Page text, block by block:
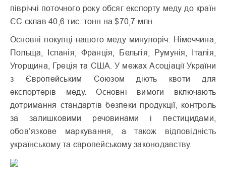
півріччі поточного року обсяг експорту меду до країн
ЄС склав 40,6 тис. тонн на $70,7 млн.
Основні покупці нашого меду минулоріч: Німеччина,
Польща, Іспанія, Франція, Бельгія, Румунія, Італія,
Угорщина, Греція та США. У межах Асоціації України
з Європейським Союзом діють квоти для
експортерів меду. Основні вимоги включають
дотримання стандартів безпеки продукції, контроль
за залишковими речовинами і пестицидами,
обов’язкове маркування, а також відповідність
українському та європейському законодавству.